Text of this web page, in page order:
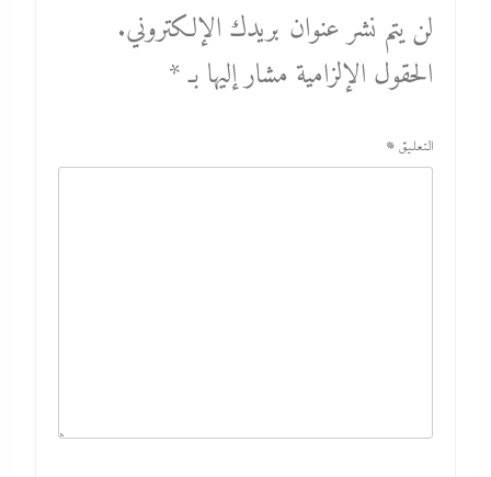
لن يتم نشر عنوان بريدك الإلكتروني.
الحقول الإلزامية مشار إليها بـ*
التعليق *